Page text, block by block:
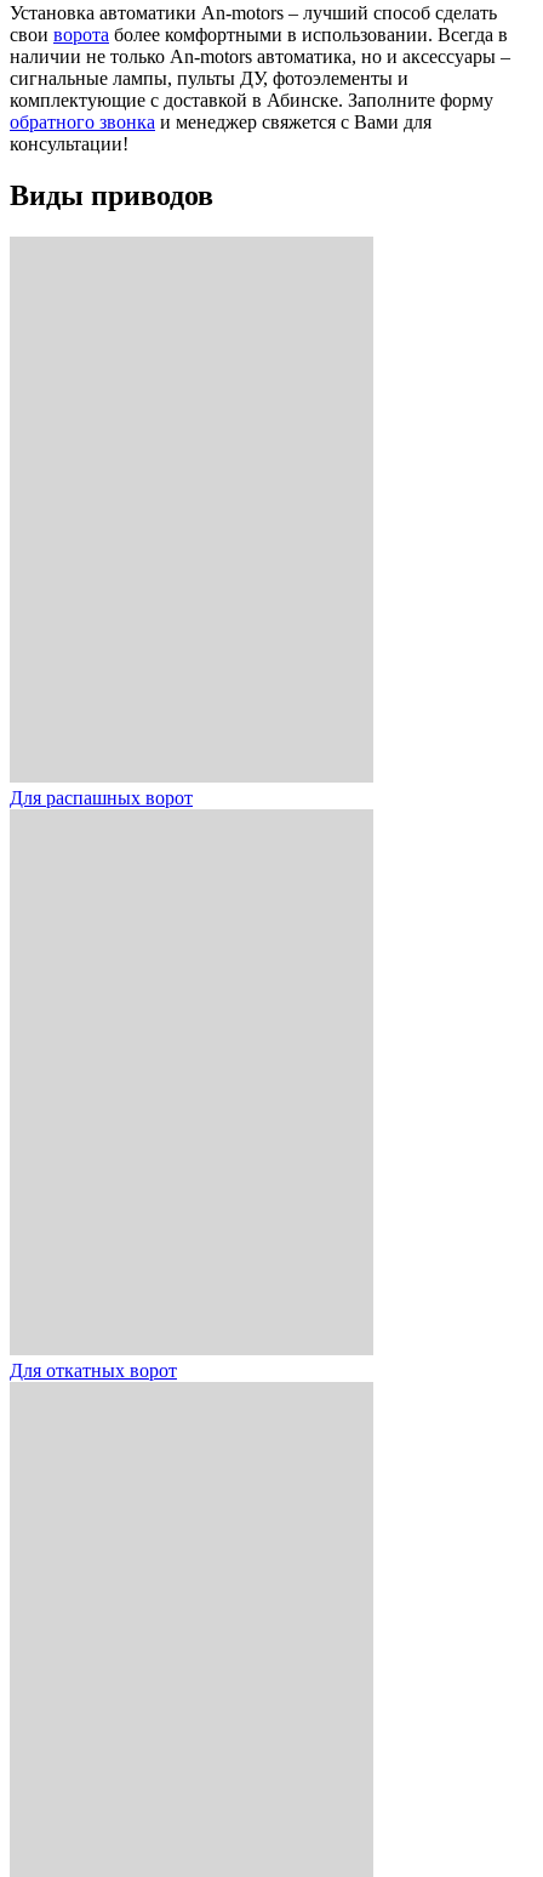
Установка автоматики An-motors – лучший способ сделать
свои ворота более комфортными в использовании. Всегда в
наличии не только An-motors автоматика, но и аксессуары –
сигнальные лампы, пульты ДУ, фотоэлементы и
комплектующие с доставкой в Абинске. Заполните форму
обратного звонка и менеджер свяжется с Вами для
консультации!
Виды приводов
Для распашных ворот
Для откатных ворот